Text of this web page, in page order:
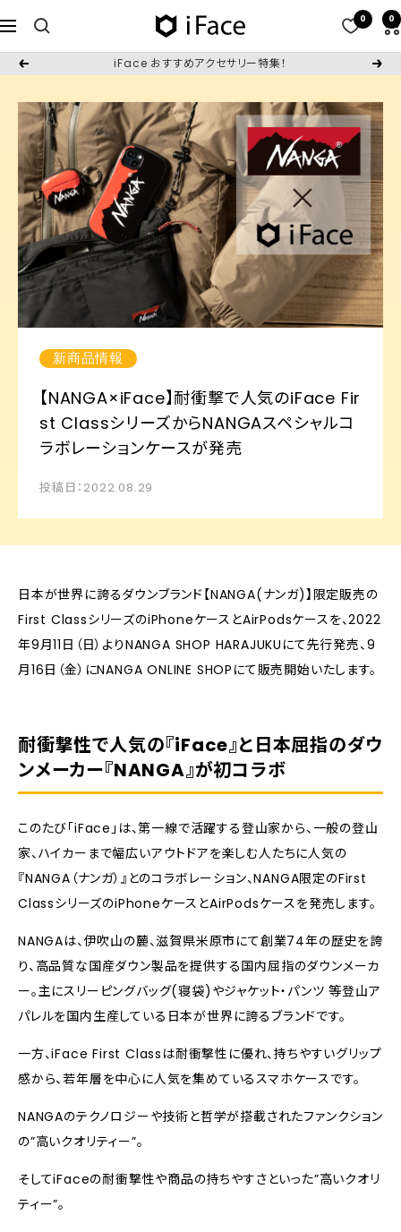
ン
ナ
ビ
ゲ
iFace
日
本
公
式
サ
ト
0 0
戻
iFace おすすめアクセサリー特集！
次
新商品情報
【NANGA×iFace】耐衝撃で人気のiFace Fir
st ClassシリーズからNANGAスペシャルコ
ラボレーションケースが発売
投稿日：2022.08.29
日本が世界に誇るダウンブランド【NANGA(ナンガ)】限定販売の
First ClassシリーズのiPhoneケースとAirPodsケースを、2022
年9月11日（日）よりNANGA SHOP HARAJUKUにて先行発売、9
月16日（金）にNANGA ONLINE SHOPにて販売開始いたします。
耐衝撃性で人気の『iFace』と日本屈指のダウ
ンメーカー『NANGA』が初コラボ
このたび「iFace」は、第一線で活躍する登山家から、一般の登山
家、ハイカーまで幅広いアウトドアを楽しむ人たちに人気の
『NANGA（ナンガ）』とのコラボレーション、NANGA限定のFirst
ClassシリーズのiPhoneケースとAirPodsケースを発売します。
NANGAは、伊吹山の麓、滋賀県米原市にて創業74年の歴史を誇
り、高品質な国産ダウン製品を提供する国内屈指のダウンメーカ
ー。主にスリーピングバッグ(寝袋)やジャケット・パンツ 等登山ア
パレルを国内生産している日本が世界に誇るブランドです。
一方、iFace First Classは耐衝撃性に優れ、持ちやすいグリップ
感から、若年層を中心に人気を集めているスマホケースです。
NANGAのテクノロジーや技術と哲学が搭載されたファンクション
の”高いクオリティー”。
そしてiFaceの耐衝撃性や商品の持ちやすさといった”高いクオリ
ティー”。